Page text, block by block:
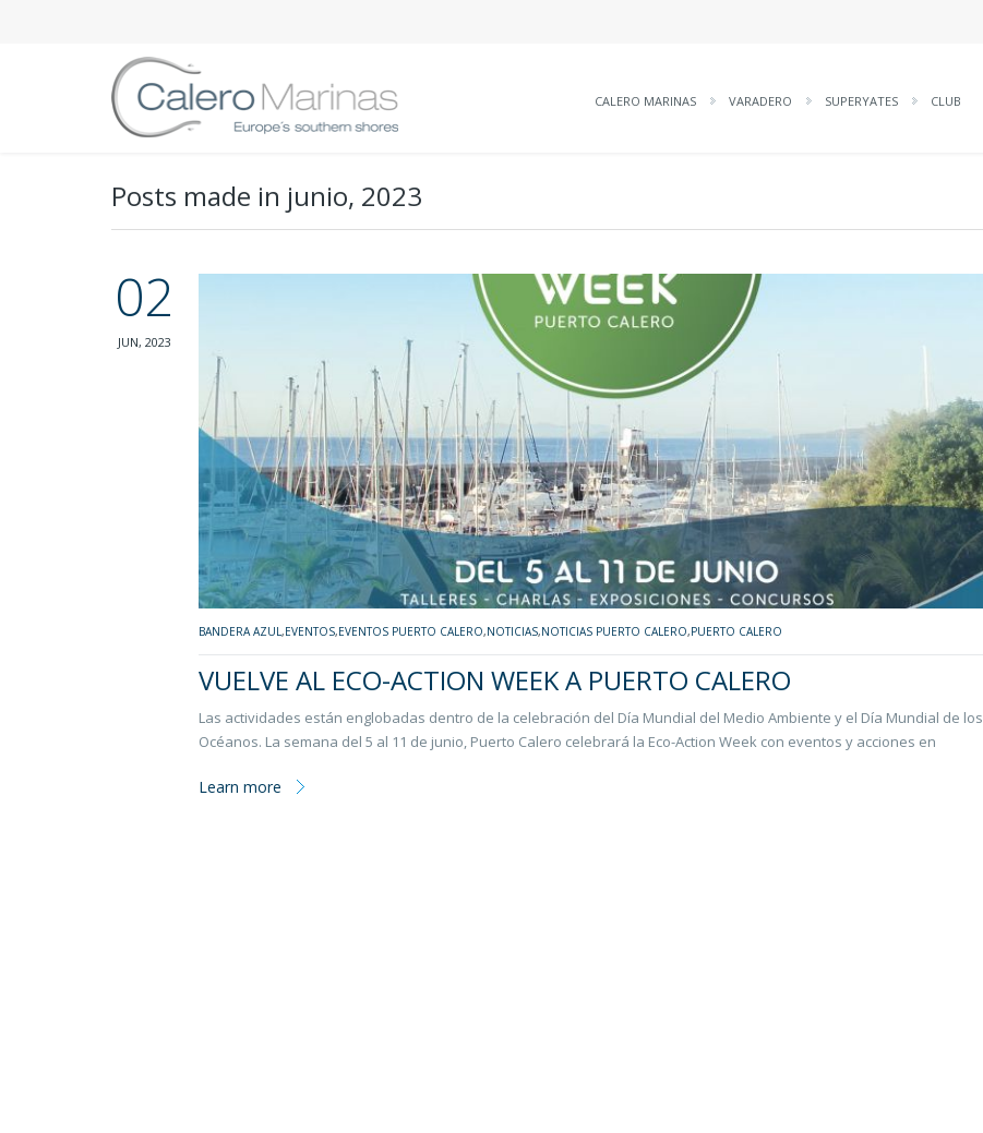
CALERO MARINAS VARADERO SUPERYATES CLUB
Posts made in junio, 2023
02
JUN, 2023
BANDERA AZUL ,EVENTOS,EVENTOS PUERTO CALERO,NOTICIAS,NOTICIAS PUERTO CALERO,PUERTO CALERO
VUELVE AL ECO-ACTION WEEK A PUERTO CALERO
Las actividades están englobadas dentro de la celebración del Día Mundial del Medio Ambiente y el Día Mundial de los
Océanos. La semana del 5 al 11 de junio, Puerto Calero celebrará la Eco-Action Week con eventos y acciones en
Learn more